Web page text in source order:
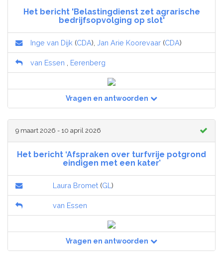
Het bericht 'Belastingdienst zet agrarische
bedrijfsopvolging op slot'
Inge van Dijk (CDA), Jan Arie Koorevaar (CDA)
van Essen Eerenberg
Vragen en antwoorden
9 maart 2026 - 10 april 2026
Het bericht ‘Afspraken over turfvrije potgrond
eindigen met een kater’
Laura Bromet (GL )
van Essen
Vragen en antwoorden